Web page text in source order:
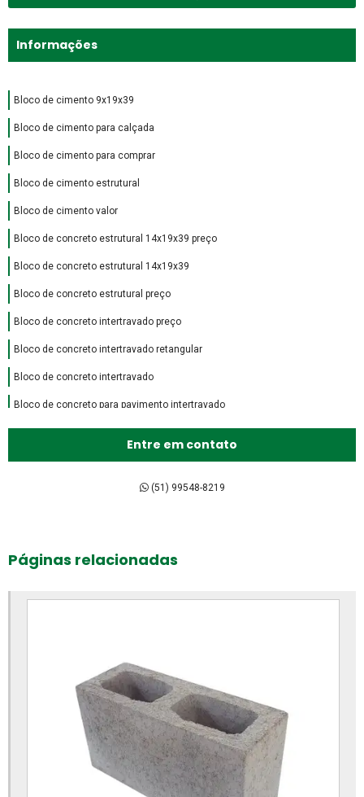
Informações
Bloco de cimento 9x19x39
Bloco de cimento para calçada
Bloco de cimento para comprar
Bloco de cimento estrutural
Bloco de cimento valor
Bloco de concreto estrutural 14x19x39 preço
Bloco de concreto estrutural 14x19x39
Bloco de concreto estrutural preço
Bloco de concreto intertravado preço
Bloco de concreto intertravado retangular
Bloco de concreto intertravado
Bloco de concreto para pavimento intertravado
Bloco intertravado de concreto preço
Bloco intertravado de concreto
Bloco intertravado retangular
Bloco intertravado
Blocos para calçamento
Blocos de concreto 14x19x39 fábrica
Blocos de concreto 14x19x39 preço
Blocos de concreto 14x19x39cm
Blocos de concreto para calçada
Entre em contato
(51) 99548-8219
Páginas relacionadas